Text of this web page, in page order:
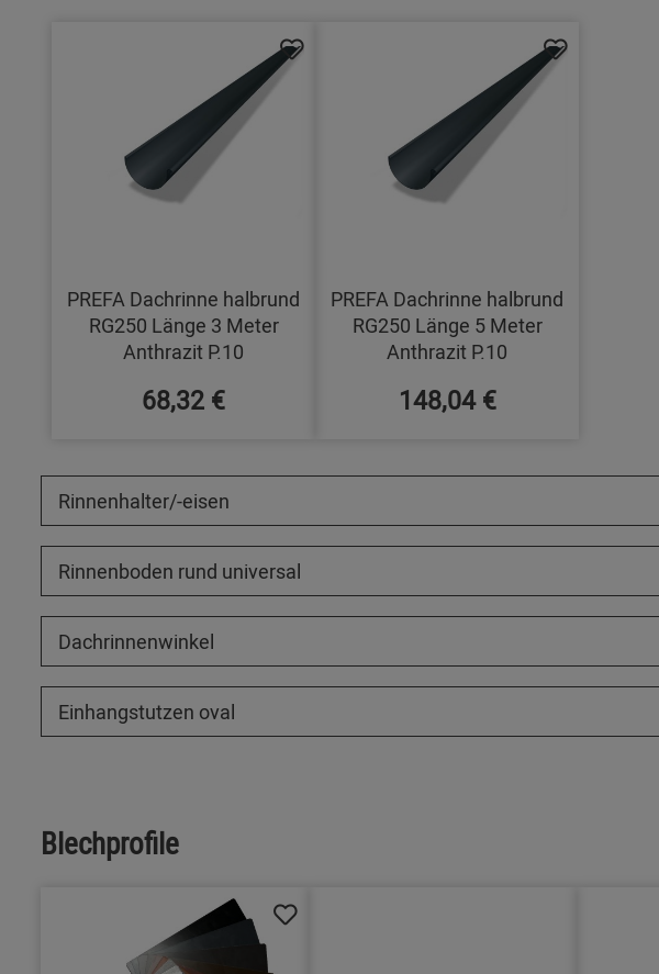
PREFA Dachrinne halbrund
RG250 Länge 3 Meter
Anthrazit P.10
68,32 €
PREFA Dachrinne halbrund
RG250 Länge 5 Meter
Anthrazit P.10
148,04 €
Rinnenhalter/-eisen
Rinnenboden rund universal
Dachrinnenwinkel
Einhangstutzen oval
Blechprofile